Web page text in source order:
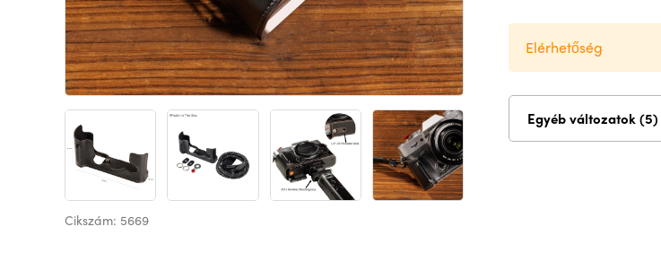
Cikszám: 5669
Elérhetőség
Egyéb változatok (5)